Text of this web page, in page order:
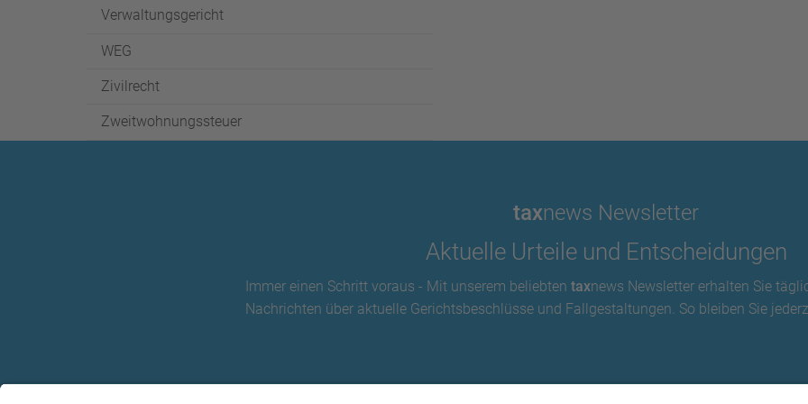
Verwaltungsgericht
WEG
Zivilrecht
Zweitwohnungssteuer
taxnews Newsletter
Aktuelle Urteile und Entscheidungen
Immer einen Schritt voraus - Mit unserem beliebten taxnews Newsletter erhalten Sie
Nachrichten über aktuelle Gerichtsbeschlüsse und Fallgestaltungen. So bleiben Sie